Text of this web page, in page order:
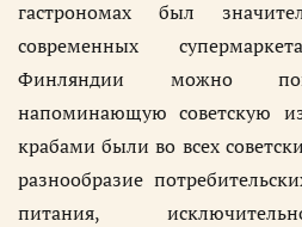
гастрономах был
современных
Финляндии можно
напоминающую советскую
крабами были во всех
разнообразие
питания,